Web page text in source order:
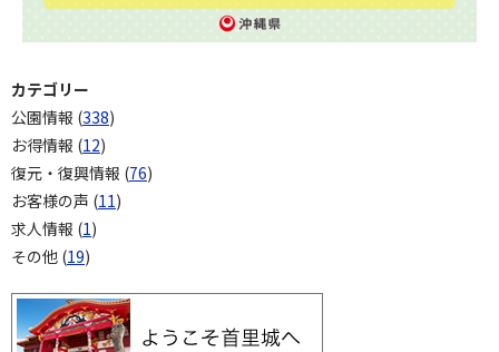
カテゴリー
公園情報 (338)
お得情報 (12)
復元・復興情報 (76)
お客様の声 (11)
求人情報 (1)
その他 (19)